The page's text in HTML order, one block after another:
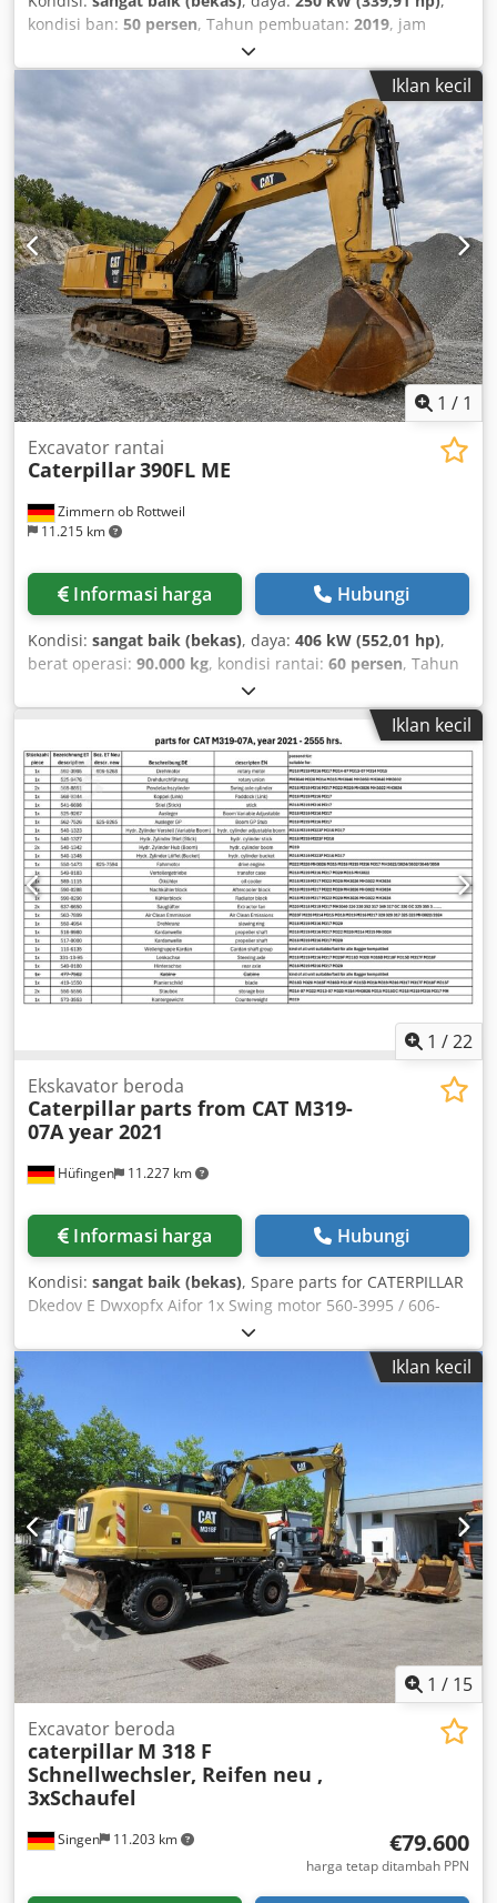
kondisi ban: 50 persen, Tahun pembuatan: 2019, jam
, Perlengkapan:
CATERPILLAR 972M XE Tahun pembuatan: 2019 Jam
operasional: 11.876 jam kabine tertutup AC Dsdpfx Asy
Nmrfoifjkr radio kamera mundur pelumasan sentral
Ukuran ban Bridgestone 26.5R25: sekitar 40-50% tersisa
bucket – 5 m³ Mesin CAT C9.3 dengan 250 kW CE berat
operasi: 26 ton servis baru dari Zeppelin
Iklan kecil
1 / 1
Zimmern ob Rottweil
11.215 km
Excavator rantai
Caterpillar390FL ME
Informasi harga Hubungi
Kondisi: sangat baik (bekas), daya: 406 kW (552,01 hp),
berat operasi: 90.000 kg, kondisi rantai: 60 persen, Tahun
, jam operasional:
Perlengkapan:kabin, pendingin udara, CATERPILLAR 390FL
ME Tahun pembuatan: 2015 Jam operasi: 12.866 jam
Kabine pelindung tertutup AC Radio Kamera mundur
Pelumasan sentral Dodpfx Aey U I Hbsifokr Boom standar
Panjang stick: 2,90 m Ember batu dengan pisau, lebar 2,20
m Rangka bawah sekitar 60% tersisa Pelat tanah lebar 650
mm Mesin CAT C18 dengan 406 kW CE / EPA Berat operasi:
90 ton
Iklan kecil
1 /22
Hüfingen 11.227 km
Ekskavator beroda
Caterpillar parts from CAT M319-
07A year 2021
Informasi harga Hubungi
Kondisi: sangat baik (bekas), Spare parts for CATERPILLAR
Dkedov E Dwxopfx Aifor 1x Swing motor 560-3995 / 606-
5268 1x Rotary joint 525-9476 2x Oscillating axle cylinders
568-8851 1x Link 568-9344 1x Stick 541-6698 1x Variable
adjustable boom 525-9267 1x Boom GP stub 562-7526 /
525-9265 1x Hydraulic cylinder, variable boom 540-1323 1x
Hydraulic cylinder, stick 540-1327 2x Hydraulic cylinders,
boom lift 540-1342 1x Hydraulic cylinder, bucket 540-1348
1x Travel motor 550-1473 / 625-7594 1x Transfer gearbox
549-0183 1x Oil cooler 589-1115 1x Aftercooler block 590-
0288 1x Radiator block 590-0290 2x Suction fan 637-6650
1x Air Clean Emission 563-7899 1x Slewing ring 550-4954
1x Cardan shaft 516-9980 1x Cardan shaft 517-0000 1x
Cardan shaft group 110-6135 1x Steering axle 331-13-95 1x
Rear axle 549-0180 1x Dozer blade 419-1550 2x Toolbox
556-5556 1x Counterweight 573-3553
Iklan kecil
1 / 15
Singen 11.203 km
Excavator beroda
caterpillar M 318 F
Schnellwechsler, Reifen neu ,
3xSchaufel
€79.600
harga tetap ditambah PPN